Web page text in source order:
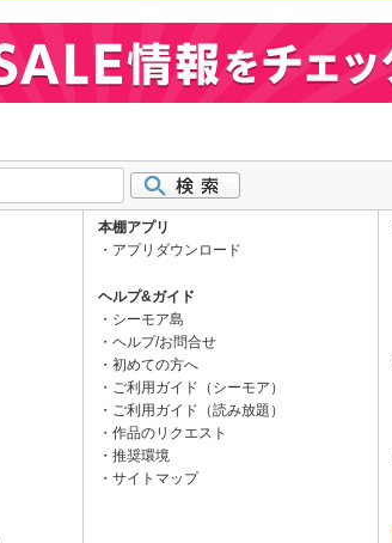
本棚アプリ
アプリダウンロード
ヘルプ&ガイド
シーモア島
ヘルプ/お問合せ
初めての方へ
ご利用ガイド（シーモア）
ご利用ガイド（読み放題）
作品のリクエスト
推奨環境
サイトマップ